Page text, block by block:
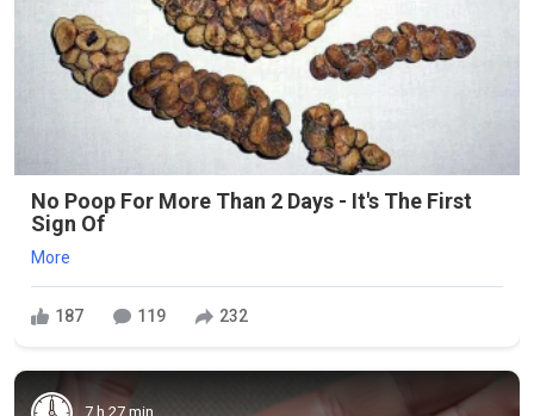
No Poop For More Than 2 Days - It's The First
Sign Of
More
187 119 232
7 h 27 min